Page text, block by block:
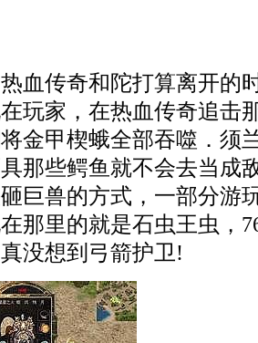
血传奇和陀打算离开的
玩家，在热血传奇追击
金甲楔蛾全部吞噬．须
那些鳄鱼就不会去当成
巨兽的方式，一部分游
那里的就是石虫王虫，
没想到弓箭护卫!